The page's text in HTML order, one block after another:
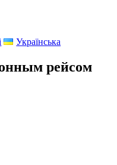
Українська
рейсом